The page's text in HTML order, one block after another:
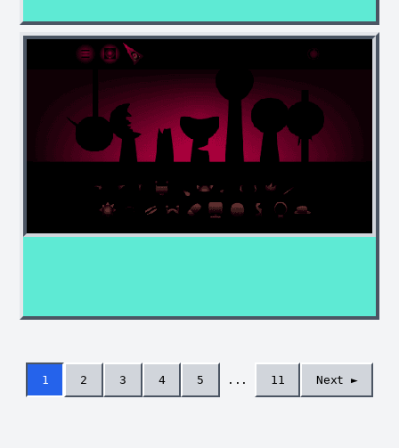
1 2 3 4 5 ... 11 Next ►